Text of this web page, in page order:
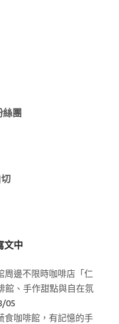
絲團
文中
周邊不限時咖啡店「仁
、手作甜點與自在氛
05
食咖啡館，有記憶的手